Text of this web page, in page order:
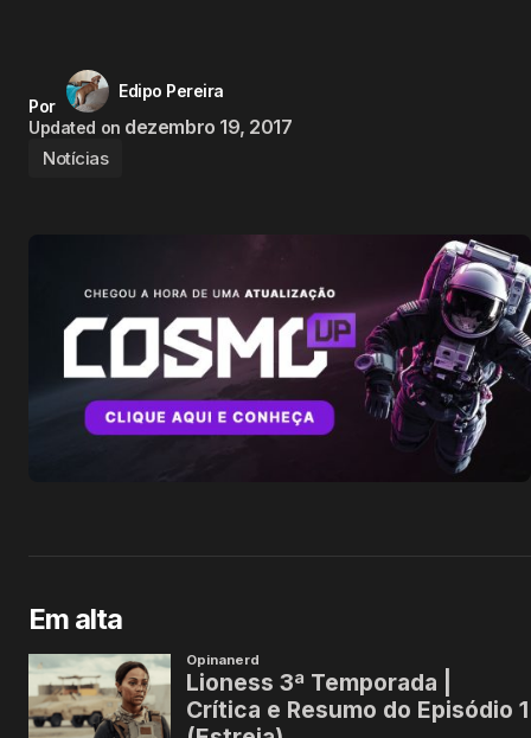
Por
Edipo Pereira
Updated on dezembro 19, 2017
Notícias
Em alta